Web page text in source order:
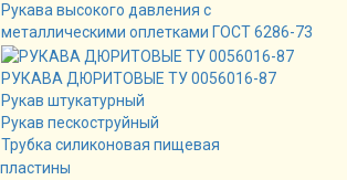
Рукава высокого давления с
металлическими оплетками ГОСТ 6286-73
РУКАВА ДЮРИТОВЫЕ ТУ 0056016-87
Рукав штукатурный
Рукав пескоструйный
Трубка силиконовая пищевая